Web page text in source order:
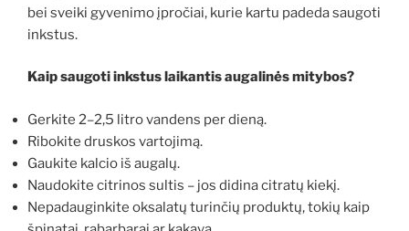
bei sveiki gyvenimo įpročiai, kurie kartu padeda saugoti
inkstus.
Kaip saugoti inkstus laikantis augalinės mitybos?
Gerkite 2–2,5 litro vandens per dieną.
Ribokite druskos vartojimą.
Gaukite kalcio iš augalų.
Naudokite citrinos sultis – jos didina citratų kiekį.
Nepadauginkite oksalatų turinčių produktų, tokių kaip